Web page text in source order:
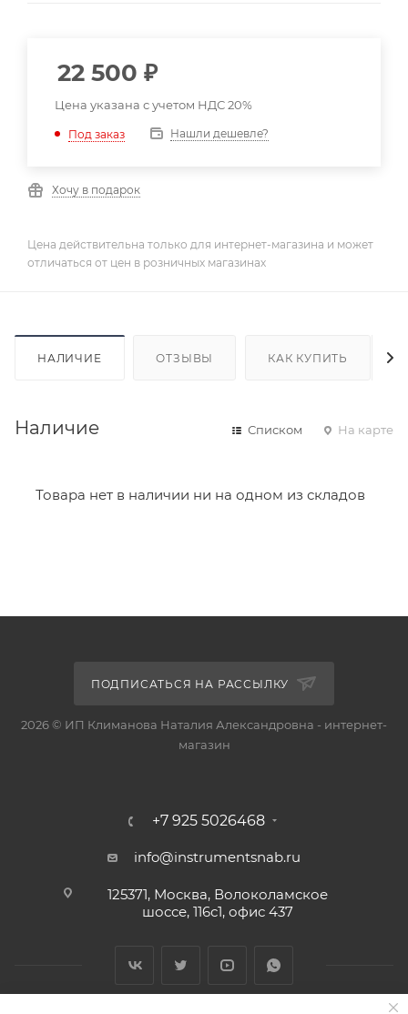
22 500 ₽
Цена указана с учетом НДС 20%
Под заказ Нашли дешевле?
Хочу в подарок
Цена действительна только для интернет-магазина и может
отличаться от цен в розничных магазинах
НАЛИЧИЕ ОТЗЫВЫ КАК КУПИТЬ
Наличие Списком На карте
Товара нет в наличии ни на одном из складов
ПОДПИСАТЬСЯ НА РАССЫЛКУ
2026 © ИП Климанова Наталия Александровна - интернет-
магазин
+7 925 5026468
info@instrumentsnab.ru
125371, Москва, Волоколамское
шоссе, 116с1, офис 437